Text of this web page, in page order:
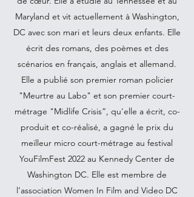
Maryland et vit actuellement à Washington,
DC avec son mari et leurs deux enfants. Elle
écrit des romans, des poèmes et des
scénarios en français, anglais et allemand.
Elle a publié son premier roman policier
"Meurtre au Labo" et son premier court-
métrage "Midlife Crisis”, qu'elle a écrit, co-
produit et co-réalisé, a gagné le prix du
meilleur micro court-métrage au festival
YouFilmFest 2022 au Kennedy Center de
Washington DC. Elle est membre de
l’association Women In Film and Video DC